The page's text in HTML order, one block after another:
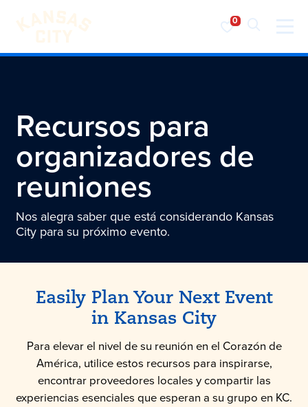
Visita KC
Recursos para
organizadores de
reuniones
Nos alegra saber que está considerando Kansas
City para su próximo evento.
Easily Plan Your Next Event
in Kansas City
Para elevar el nivel de su reunión en el Corazón de
América, utilice estos recursos para inspirarse,
encontrar proveedores locales y compartir las
experiencias esenciales que esperan a su grupo en KC.